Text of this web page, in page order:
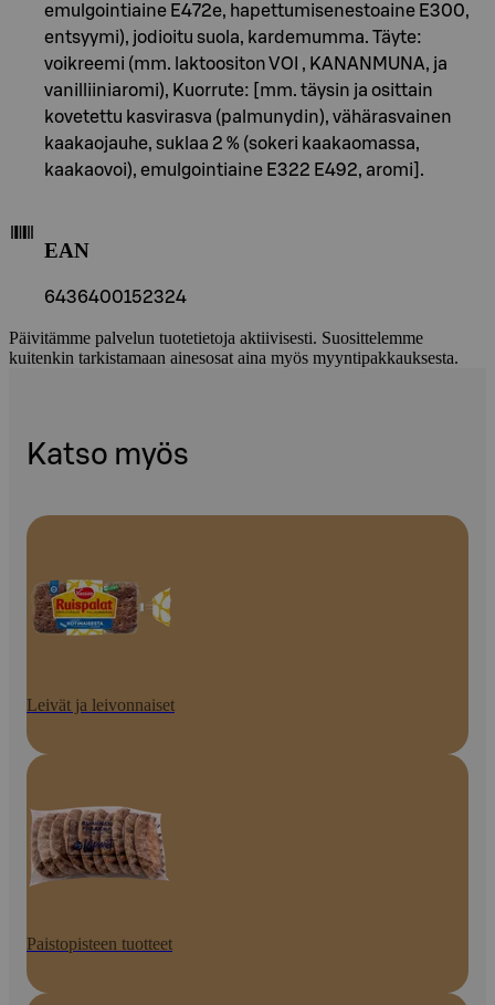
emulgointiaine E472e, hapettumisenestoaine E300,
entsyymi), jodioitu suola, kardemumma. Täyte:
voikreemi (mm. laktoositon VOI , KANANMUNA, ja
vanilliiniaromi), Kuorrute: [mm. täysin ja osittain
kovetettu kasvirasva (palmunydin), vähärasvainen
kaakaojauhe, suklaa 2 % (sokeri kaakaomassa,
kaakaovoi), emulgointiaine E322 E492, aromi].
EAN
6436400152324
Päivitämme palvelun tuotetietoja aktiivisesti. Suosittelemme
kuitenkin tarkistamaan ainesosat aina myös myyntipakkauksesta.
Katso myös
Leivät ja leivonnaiset
Paistopisteen tuotteet